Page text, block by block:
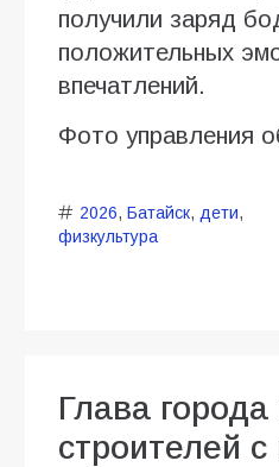
получили заряд
положительных
впечатлений.
Фото управления
2026, Батайск, дети,
физкультура
Глава
строителей